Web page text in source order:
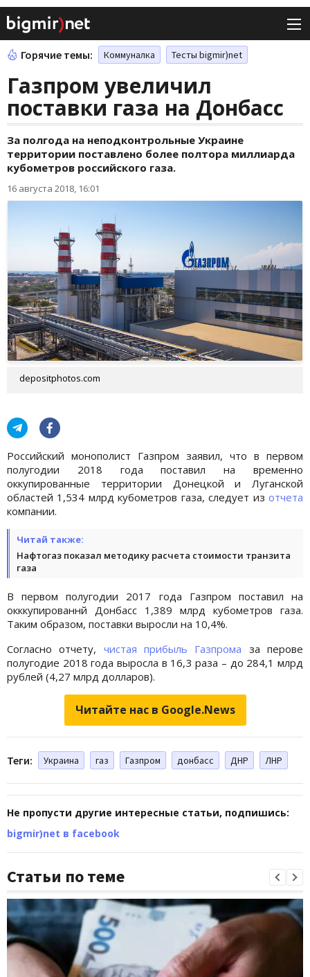
Горячие темы: Коммуналка Тесты bigmir)net
Газпром увеличил
поставки газа на Донбасс
За полгода на неподконтрольные Украине
территории поставлено более полтора миллиарда
кубометров российского газа.
16 августа 2018, 16:01
depositphotos.com
Российский монополист Газпром заявил, что в первом
полугодии 2018 года поставил на временно
оккупированные территории Донецкой и Луганской
областей 1,534 млрд кубометров газа, следует из отчета
компании.
Читай также:
Нафтогаз показал методику расчета стоимости транзита
газа
В первом полугодии 2017 года Газпром поставил на
окккупированнй Донбасс 1,389 млрд кубометров газа.
Таким образом, поставки выросли на 10,4%.
Согласно отчету, чистая прибыль Газпрома за перове
полугодие 2018 года выросла в 16,3 раза – до 284,1 млрд
рублей (4,27 млрд долларов).
Читайте нас в Google.News
Теги: Украина газ Газпром донбасс ДНР ЛНР
Не пропусти другие интересные статьи, подпишись:
bigmir)net в facebook
Статьи по теме